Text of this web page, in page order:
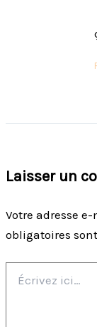
Laisser un
Votre adresse
obligatoires
ici…